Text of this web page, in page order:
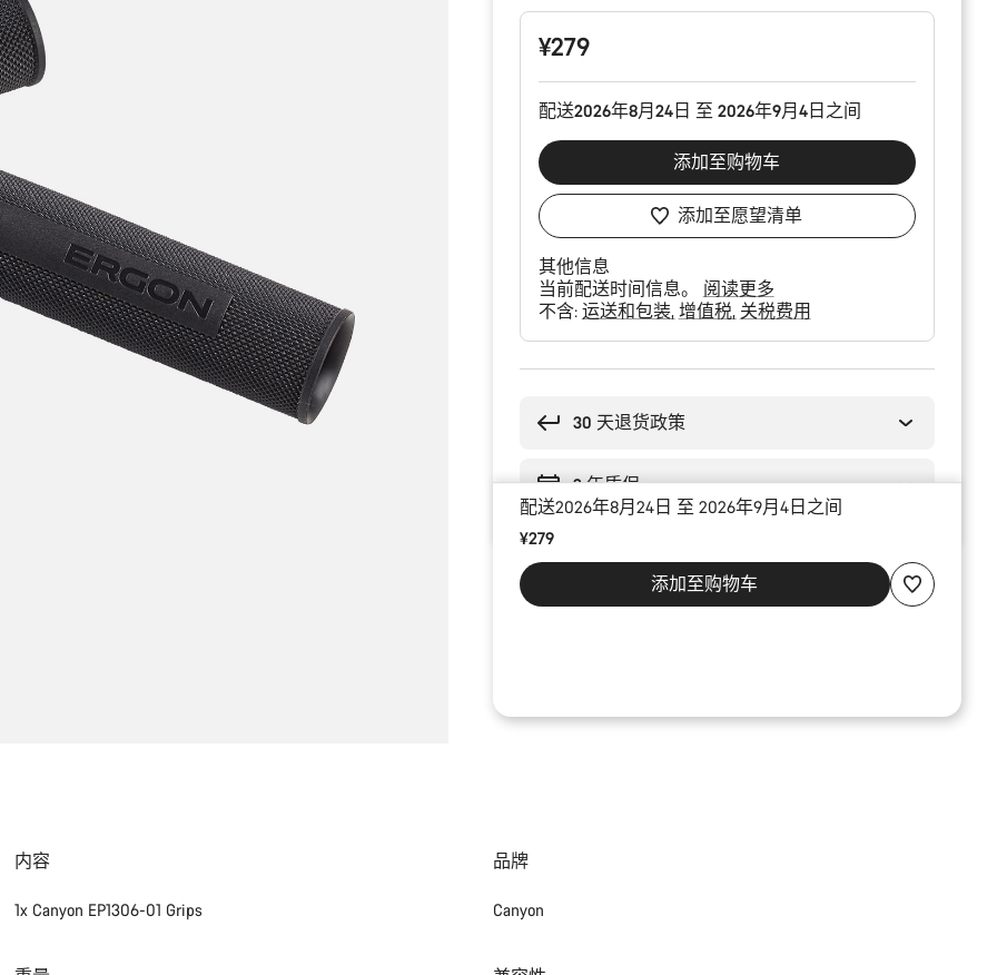
配
¥279
配送2026年8月24日 至 2026年9月4日之间
添加至购物车
添加至愿望清单
其他信息
当前配送时间信息。 阅读更多
不含: 运送和包装 增值税 关税费用
30 天退货政策
2 年质保
配送2026年8月24日 至 2026年9月4日之间
¥279
添加至购物车
内容
1x Canyon EP1306-01 Grips
品牌
Canyon